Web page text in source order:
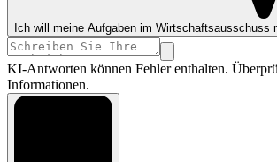
Ich will meine Aufgaben im Wirtschaftsausschuss
KI-Antworten können Fehler enthalten.
Informationen.